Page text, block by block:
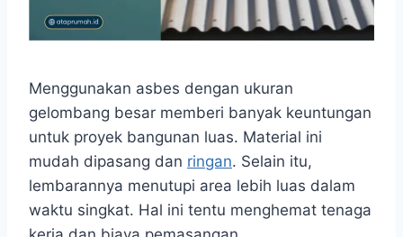
Menggunakan asbes dengan ukuran
gelombang besar memberi banyak keuntungan
untuk proyek bangunan luas. Material ini
mudah dipasang dan ringan. Selain itu,
lembarannya menutupi area lebih luas dalam
waktu singkat. Hal ini tentu menghemat tenaga